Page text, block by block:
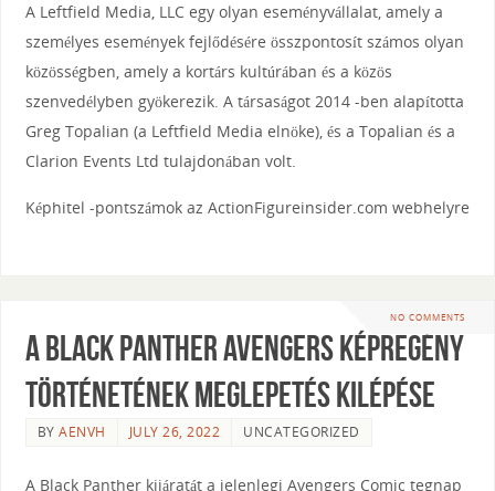
A Leftfield Media, LLC egy olyan eseményvállalat, amely a
személyes események fejlődésére összpontosít számos olyan
közösségben, amely a kortárs kultúrában és a közös
szenvedélyben gyökerezik. A társaságot 2014 -ben alapította
Greg Topalian (a Leftfield Media elnöke), és a Topalian és a
Clarion Events Ltd tulajdonában volt.
Képhitel -pontszámok az ActionFigureinsider.com webhelyre
NO COMMENTS
A Black Panther Avengers képregény
történetének meglepetés kilépése
BYAENVH JULY 26, 2022 UNCATEGORIZED
A Black Panther kijáratát a jelenlegi Avengers Comic tegnap